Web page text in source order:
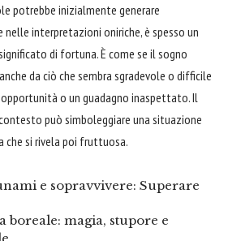
potrebbe inizialmente generare
nelle interpretazioni oniriche, è spesso un
di fortuna. È come se il sogno
da ciò che sembra sgradevole o difficile
o un guadagno inaspettato. Il
può simboleggiare una situazione
si rivela poi fruttuosa.
e sopravvivere: Superare
boreale: magia, stupore e